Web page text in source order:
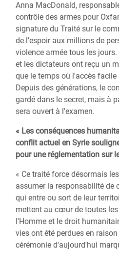
Anna MacDonald,
contrôle des armes pour
signature du Traité sur le
de l'espoir aux millions de
violence armée tous les
et les dictateurs ont reçu un
que le temps où l'accès facile
Depuis des générations, le
gardé dans le secret, mais à
sera ouvert à l'examen.
« Les conséquences
conflit actuel en Syrie
pour une réglementation sur
« Ce traité force désormais
assumer la responsabilité de
qui entre ou sort de leur
mettent au cœur de toutes
l'Homme et le droit
vies ont été perdues en
cérémonie d'aujourd'hui